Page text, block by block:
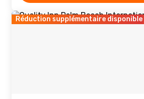
Réduction supplémentaire disponible